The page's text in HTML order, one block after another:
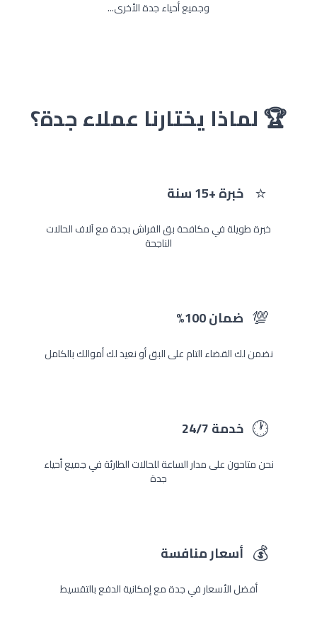
وجميع أحياء جدة الأخرى...
🏆 لماذا يختارنا عملاء جدة؟
⭐ خبرة +15 سنة
خبرة طويلة في مكافحة بق الفراش بجدة مع آلاف الحالات
الناجحة
💯 ضمان 100%
نضمن لك القضاء التام على البق أو نعيد لك أموالك بالكامل
🕐 خدمة 24/7
نحن متاحون على مدار الساعة للحالات الطارئة في جميع أحياء
جدة
💰 أسعار منافسة
أفضل الأسعار في جدة مع إمكانية الدفع بالتقسيط